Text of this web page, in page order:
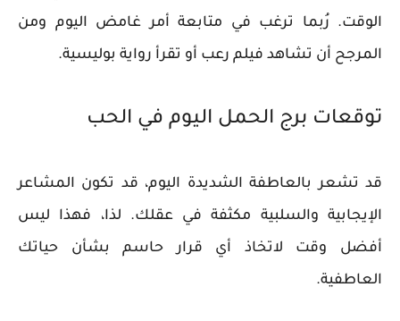
الوقت. رُبما ترغب في متابعة أمر غامض اليوم ومن
المرجح أن تشاهد فيلم رعب أو تقرأ رواية بوليسية.
توقعات برج الحمل اليوم في الحب
قد تشعر بالعاطفة الشديدة اليوم، قد تكون المشاعر
الإيجابية والسلبية مكثفة في عقلك. لذا، فهذا ليس
أفضل وقت لاتخاذ أي قرار حاسم بشأن حياتك
العاطفية.